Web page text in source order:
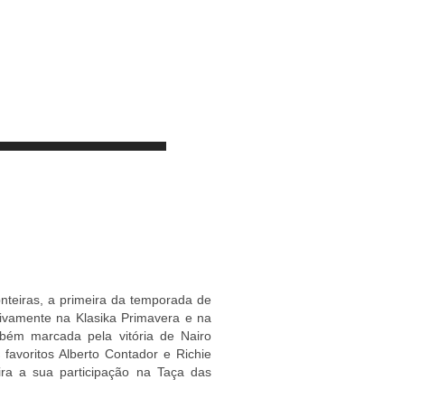
a primeira da temporada de
na Klasika Primavera e na
marcada pela vitória de Nairo
Alberto Contador e Richie
a sua participação na Taça das